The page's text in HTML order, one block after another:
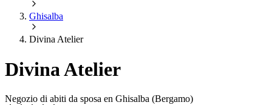
Ghisalba
Divina Atelier
Divina Atelier
Negozio di abiti da sposa en Ghisalba (Bergamo)